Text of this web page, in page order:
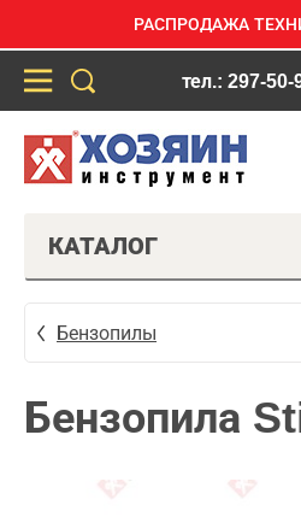
РАСПРОДАЖА
тел.: 297-50-
КАТАЛОГ
Бензопилы
Бензопила